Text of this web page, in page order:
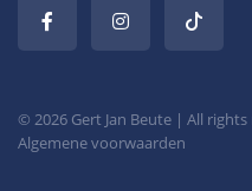
© 2026 Gert Jan Beute | All
Algemene voorwaarden